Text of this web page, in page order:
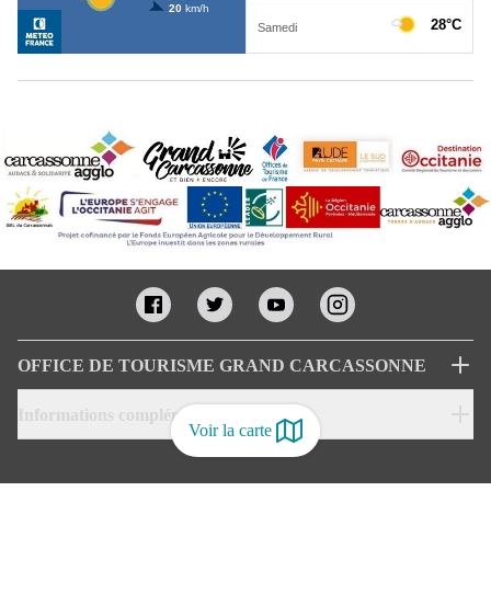
Voir la carte
OFFICE DE TOURISME GRAND CARCASSONNE
Informations complémentaires